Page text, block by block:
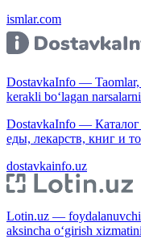
ismlar.com
DostavkaInfo — Taomlar,
kerakli bo‘lagan
DostavkaInfo — Каталог
еды, лекарств, книг и
dostavkainfo.uz
Lotin.uz —
aksincha o‘girish